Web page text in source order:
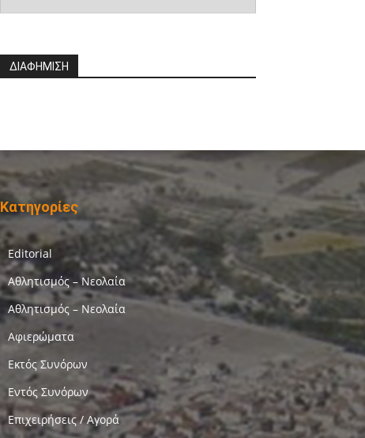
ΔΙΑΦΗΜΙΣΗ
Κατηγορίες
Editorial
Αθλητισμός – Νεολαία
Αθλητισμός – Νεολαία
Αφιερώματα
Εκτός Συνόρων
Εντός Συνόρων
Επιχειρήσεις / Αγορά